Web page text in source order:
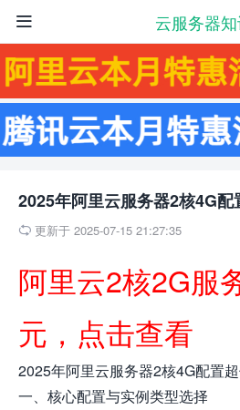
云服务器

2025年阿里云服务器2核4G
 更新于 2025-07-15 21:27:35
阿里云2核2G服
元，点击查看
2025年阿里云服务器2核4G配置
一、核心配置与实例类型选择